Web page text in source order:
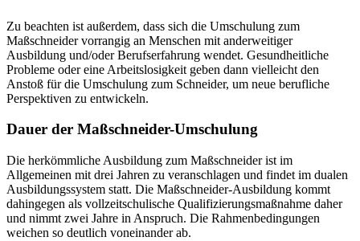
Zu beachten ist außerdem, dass sich die Umschulung zum
Maßschneider vorrangig an Menschen mit anderweitiger
Ausbildung und/oder Berufserfahrung wendet. Gesundheitliche
Probleme oder eine Arbeitslosigkeit geben dann vielleicht den
Anstoß für die Umschulung zum Schneider, um neue berufliche
Perspektiven zu entwickeln.
Dauer der Maßschneider-Umschulung
Die herkömmliche Ausbildung zum Maßschneider ist im
Allgemeinen mit drei Jahren zu veranschlagen und findet im dualen
Ausbildungssystem statt. Die Maßschneider-Ausbildung kommt
dahingegen als vollzeitschulische Qualifizierungsmaßnahme daher
und nimmt zwei Jahre in Anspruch. Die Rahmenbedingungen
weichen so deutlich voneinander ab.